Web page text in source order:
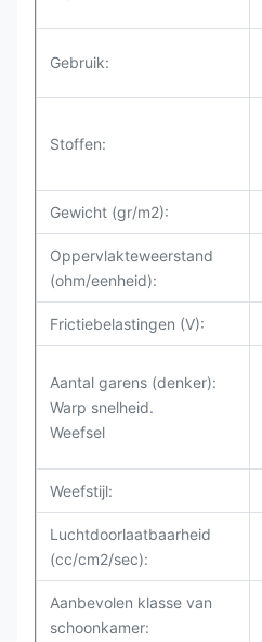
Gebruik:
Stoffen:
Gewicht (gr/m2):
Oppervlakteweerstand
(ohm/eenheid):
Frictiebelastingen (V):
Aantal garens (denker):
Warp snelheid.
Weefsel
Weefstijl:
Luchtdoorlaatbaarheid
(cc/cm2/sec):
Aanbevolen klasse van
schoonkamer: